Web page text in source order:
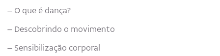
– O que é dança?
– Descobrindo o movimento
– Sensibilização corporal